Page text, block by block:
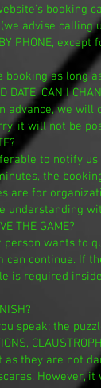
booking
advise
BY PHONE,
as long
DATE, CAN I
advance, we
it will not be
to notify
the
are for
understanding
THE GAME?
person wants to
continue. If
is required
speak; the
they are not
However,